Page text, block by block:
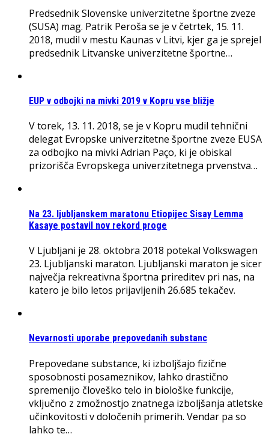
Predsednik Slovenske univerzitetne športne zveze
(SUSA) mag. Patrik Peroša se je v četrtek, 15. 11.
2018, mudil v mestu Kaunas v Litvi, kjer ga je sprejel
predsednik Litvanske univerzitetne športne…
EUP v odbojki na mivki 2019 v Kopru vse bližje
V torek, 13. 11. 2018, se je v Kopru mudil tehnični
delegat Evropske univerzitetne športne zveze EUSA
za odbojko na mivki Adrian Paço, ki je obiskal
prizorišča Evropskega univerzitetnega prvenstva…
Na 23. ljubljanskem maratonu Etiopijec Sisay Lemma
Kasaye postavil nov rekord proge
V Ljubljani je 28. oktobra 2018 potekal Volkswagen
23. Ljubljanski maraton. Ljubljanski maraton je sicer
največja rekreativna športna prireditev pri nas, na
katero je bilo letos prijavljenih 26.685 tekačev.
Nevarnosti uporabe prepovedanih substanc
Prepovedane substance, ki izboljšajo fizične
sposobnosti posameznikov, lahko drastično
spremenijo človeško telo in biološke funkcije,
vključno z zmožnostjo znatnega izboljšanja atletske
učinkovitosti v določenih primerih. Vendar pa so
lahko te…